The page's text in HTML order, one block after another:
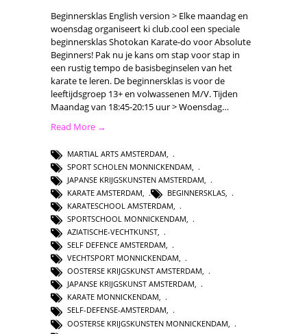
Beginnersklas English version > Elke maandag en
woensdag organiseert ki club.cool een speciale
beginnersklas Shotokan Karate-do voor Absolute
Beginners! Pak nu je kans om stap voor stap in
een rustig tempo de basisbeginselen van het
karate te leren. De beginnersklas is voor de
leeftijdsgroep 13+ en volwassenen M/V. Tijden
Maandag van 18:45-20:15 uur > Woensdag…
Read More →
MARTIAL ARTS AMSTERDAM
SPORT SCHOLEN MONNICKENDAM
JAPANSE KRIJGSKUNSTEN AMSTERDAM
KARATE AMSTERDAM
BEGINNERSKLAS
KARATESCHOOL AMSTERDAM
SPORTSCHOOL MONNICKENDAM,
AZIATISCHE-VECHTKUNST,
SELF DEFENCE AMSTERDAM,
VECHTSPORT MONNICKENDAM,
OOSTERSE KRIJGSKUNST AMSTERDAM,
JAPANSE KRIJGSKUNST AMSTERDAM,
KARATE MONNICKENDAM,
SELF-DEFENSE-AMSTERDAM,
OOSTERSE KRIJGSKUNSTEN MONNICKENDAM